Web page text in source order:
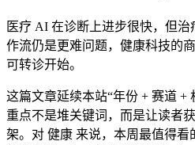
医疗 AI 在诊断上进步很快，但
作流仍是更难问题，健康科技的
可转诊开始。
这篇文章延续本站“年份 + 赛道 +
重点不是堆关键词，而是让读者
架。对 健康 来说，本周最值得